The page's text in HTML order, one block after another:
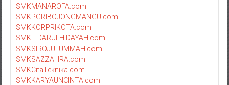
SMKMANAROFA.com
SMKPGRIBOJONGMANGU.com
SMKKORPRIKOTA.com
SMKITDARULHIDAYAH.com
SMKSIROJULUMMAH.com
SMKSAZZAHRA.com
SMKCitaTeknika.com
SMKKARYAUNCINTA.com